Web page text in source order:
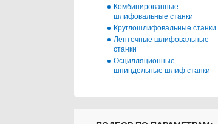
Комбинированные
шлифовальные станки
Круглошлифовальные станки
Ленточные шлифовальные
станки
Осцилляционные
шпиндельные шлиф станки